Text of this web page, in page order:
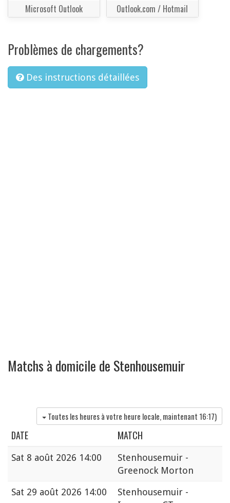
Microsoft Outlook Outlook.com / Hotmail
Problèmes de chargements?
Des instructions détaillées
Matchs à domicile de Stenhousemuir
Toutes les heures à votre heure locale, maintenant 16:17)
DATE MATCH
Sat 8 août 2026 14:00
Stenhousemuir -
Greenock Morton
Sat 29 août 2026 14:00
Stenhousemuir -